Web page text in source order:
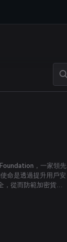
，一家領先
命是透過提升用戶安
，從而防範加密貨幣